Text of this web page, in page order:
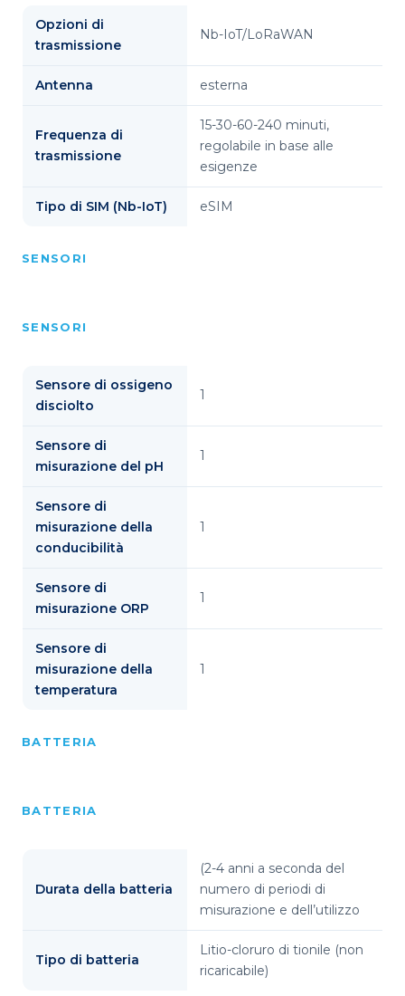
Opzioni di
trasmissione
Nb-IoT/LoRaWAN
Antenna esterna
Frequenza di
trasmissione
15-30-60-240 minuti,
regolabile in base alle
esigenze
Tipo di SIM (Nb-IoT) eSIM
SENSORI
SENSORI
Sensore di ossigeno
disciolto
1
Sensore di
misurazione del pH
1
Sensore di
misurazione della
conducibilità
1
Sensore di
misurazione ORP
1
Sensore di
misurazione della
temperatura
1
BATTERIA
BATTERIA
Durata della batteria
(2-4 anni a seconda del
numero di periodi di
misurazione e dell’utilizzo
Tipo di batteria
Litio-cloruro di tionile (non
ricaricabile)